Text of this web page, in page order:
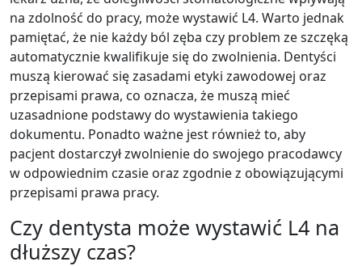
na zdolność do pracy, może wystawić L4. Warto jednak
pamiętać, że nie każdy ból zęba czy problem ze szczęką
automatycznie kwalifikuje się do zwolnienia. Dentyści
muszą kierować się zasadami etyki zawodowej oraz
przepisami prawa, co oznacza, że muszą mieć
uzasadnione podstawy do wystawienia takiego
dokumentu. Ponadto ważne jest również to, aby
pacjent dostarczył zwolnienie do swojego pracodawcy
w odpowiednim czasie oraz zgodnie z obowiązującymi
przepisami prawa pracy.
Czy dentysta może wystawić L4 na
dłuższy czas?